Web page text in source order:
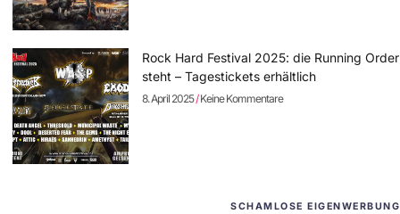
Rock Hard Festival 2025: die Running Order
steht – Tagestickets erhältlich
8. April 2025 Keine Kommentare
SCHAMLOSE EIGENWERBUNG